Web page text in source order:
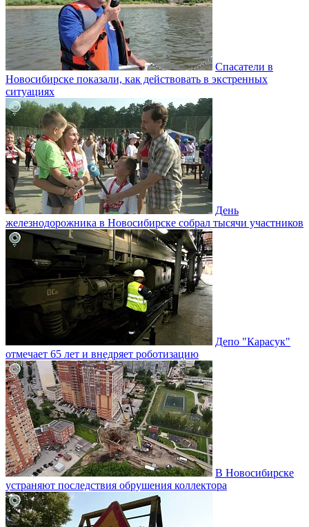
Спасатели в
Новосибирске показали, как действовать в экстренных
ситуациях
День
железнодорожника в Новосибирске собрал тысячи участников
Депо "Карасук"
отмечает 65 лет и внедряет роботизацию
В Новосибирске
устраняют последствия обрушения коллектора